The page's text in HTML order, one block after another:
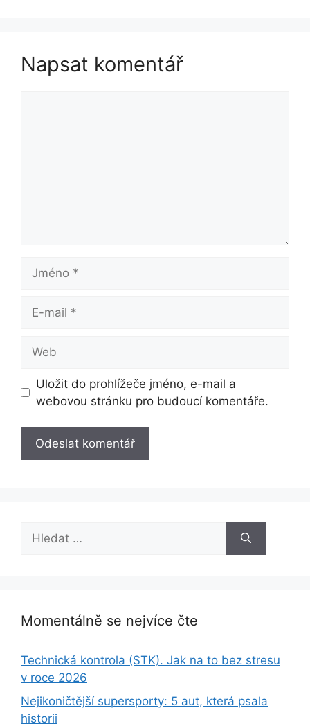
Napsat komentář
Jméno
mail
Uložit do prohlížeče jméno, e-mail a
webovou stránku pro budoucí komentáře.
Hledat:
Momentálně se nejvíce čte
Technická kontrola (STK). Jak na to bez stresu
v roce 2026
Nejikoničtější supersporty: 5 aut, která psala
historii